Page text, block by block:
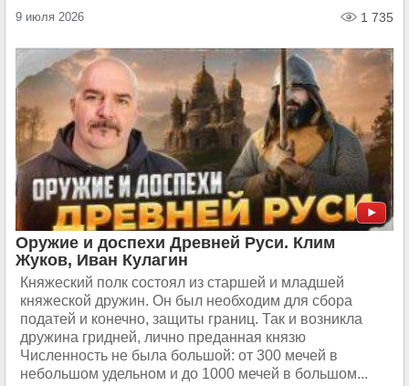
9 июля 2026 1 735
Оружие и доспехи Древней Руси. Клим
Жуков, Иван Кулагин
Княжеский полк состоял из старшей и младшей
княжеской дружин. Он был необходим для сбора
податей и конечно, защиты границ. Так и возникла
дружина гридней, лично преданная князю
Численность не была большой: от 300 мечей в
небольшом удельном и до 1000 мечей в большом...